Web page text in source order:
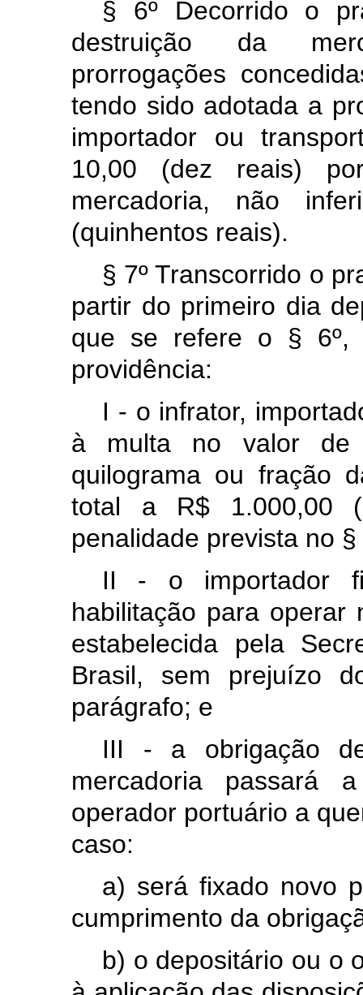
§ 6º Decorrido o
destruição da
prorrogações
tendo sido adotada a
importador ou
10,00 (dez reais)
mercadoria, não
(quinhentos reais).
§ 7º Transcorrido o
partir do primeiro dia
que se refere o § 6º,
providência:
I - o infrator,
à multa no valor de
quilograma ou fração
total a R$ 1.000,00
penalidade prevista no §
II - o importador
habilitação para operar
estabelecida pela
Brasil, sem prejuízo
parágrafo; e
III - a obrigação
mercadoria passará
operador portuário a
caso:
a) será fixado novo
cumprimento da
b) o depositário ou o